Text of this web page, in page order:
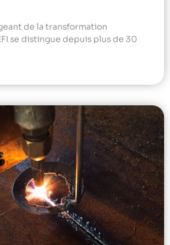
de la transformation
se distingue depuis plus de 30